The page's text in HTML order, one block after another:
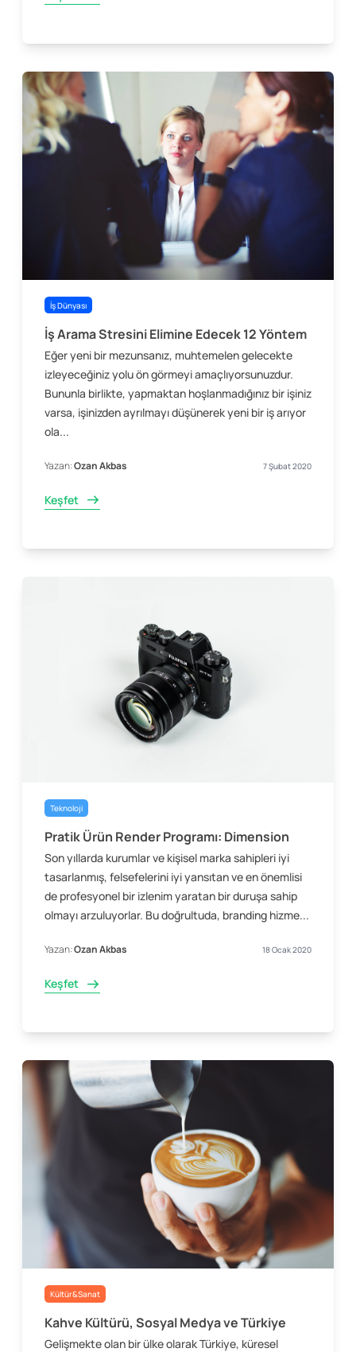
İş Dünyası
İş Arama Stresini Elimine Edecek 12 Yöntem
Eğer yeni bir mezunsanız, muhtemelen gelecekte
izleyeceğiniz yolu ön görmeyi amaçlıyorsunuzdur.
Bununla birlikte, yapmaktan hoşlanmadığınız bir işiniz
varsa, işinizden ayrılmayı düşünerek yeni bir iş arıyor
ola...
Yazan:Ozan Akbas 7 Şubat 2020
Keşfet
Teknoloji
Pratik Ürün Render Programı: Dimension
Son yıllarda kurumlar ve kişisel marka sahipleri iyi
tasarlanmış, felsefelerini iyi yansıtan ve en önemlisi
de profesyonel bir izlenim yaratan bir duruşa sahip
olmayı arzuluyorlar. Bu doğrultuda, branding hizme...
Yazan:Ozan Akbas 18 Ocak 2020
Keşfet
Kültür&Sanat
Kahve Kültürü, Sosyal Medya ve Türkiye
Gelişmekte olan bir ülke olarak Türkiye, küresel